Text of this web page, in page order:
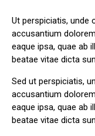
Ut perspiciatis, unde
accusantium
eaque ipsa, quae ab
beatae vitae dicta
Sed ut perspiciatis,
accusantium
eaque ipsa, quae ab
beatae vitae dicta